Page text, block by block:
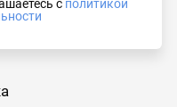
с политикой